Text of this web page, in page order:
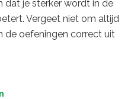
dat je sterker wordt in de
Vergeet niet om altijd
de oefeningen correct uit